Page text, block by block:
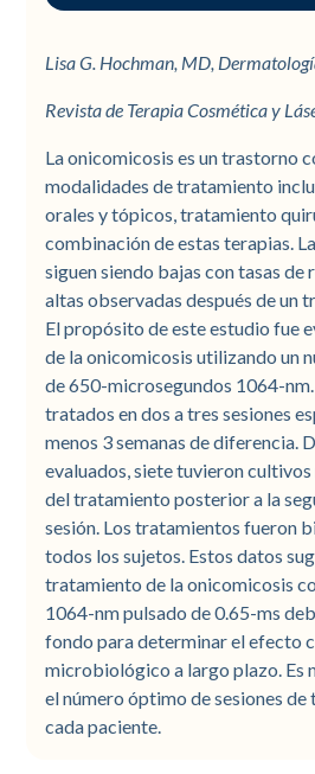
Lisa G. Hochman, MD,
Revista de Terapia Cosmética y
La onicomicosis es un trastorno
modalidades de tratamiento
orales y tópicos, tratamiento
combinación de estas terapias.
siguen siendo bajas con tasas
altas observadas después de un
El propósito de este estudio fue
de la onicomicosis utilizando un
de 650-microsegundos 1064-
tratados en dos a tres sesiones
menos 3 semanas de diferencia.
evaluados, siete tuvieron
del tratamiento posterior a la
sesión. Los tratamientos fueron
todos los sujetos. Estos datos
tratamiento de la onicomicosis
1064-nm pulsado de 0.65-ms
fondo para determinar el efecto
microbiológico a largo plazo. Es
el número óptimo de sesiones
cada paciente.